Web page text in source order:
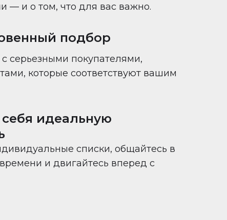
— и о том, что для вас важно.
подбор
серьезными покупателями,
которые соответствуют вашим
идеальную
списки, общайтесь в
и двигайтесь вперед с